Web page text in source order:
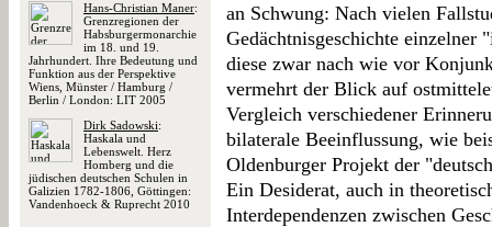
Hans-Christian Maner:
Grenzregionen der
Habsburgermonarchie
im 18. und 19.
Jahrhundert. Ihre Bedeutung und
Funktion aus der Perspektive
Wiens, Münster / Hamburg /
Berlin / London: LIT 2005
Dirk Sadowski:
Haskala und
Lebenswelt. Herz
Homberg und die
jüdischen deutschen Schulen in
Galizien 1782-1806, Göttingen:
Vandenhoeck & Ruprecht 2010
an Schwung: Nach vielen
Gedächtnisgeschichte einzelner
diese zwar nach wie vor
vermehrt der Blick auf
Vergleich verschiedener
bilaterale Beeinflussung, wie
Oldenburger Projekt der
Ein Desiderat, auch in
Interdependenzen zwischen